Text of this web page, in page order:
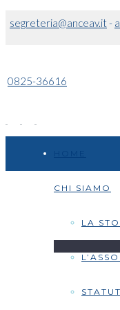
segreteria@anceav.it-
0825-36616
CHI SIAMO
LA